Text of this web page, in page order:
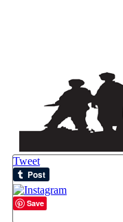
Tweet
Save